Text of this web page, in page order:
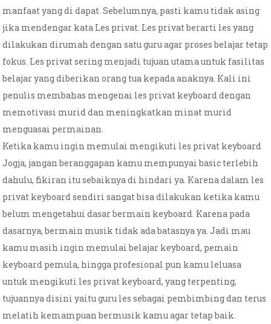
manfaat yang di dapat. Sebelumnya, pasti kamu tidak asing
jika mendengar kata Les privat. Les privat berarti les yang
dilakukan dirumah dengan satu guru agar proses belajar tetap
fokus. Les privat sering menjadi tujuan utama untuk fasilitas
belajar yang diberikan orang tua kepada anaknya. Kali ini
penulis membahas mengenai les privat keyboard dengan
memotivasi murid dan meningkatkan minat murid
menguasai permainan.
Ketika kamu ingin memulai mengikuti les privat keyboard
Jogja, jangan beranggapan kamu mempunyai basic terlebih
dahulu, fikiran itu sebaiknya di hindari ya. Karena dalam les
privat keyboard sendiri sangat bisa dilakukan ketika kamu
belum mengetahui dasar bermain keyboard. Karena pada
dasarnya, bermain musik tidak ada batasnya ya. Jadi mau
kamu masih ingin memulai belajar keyboard, pemain
keyboard pemula, hingga profesional pun kamu leluasa
untuk mengikuti les privat keyboard, yang terpenting,
tujuannya disini yaitu guru les sebagai pembimbing dan terus
melatih kemampuan bermusik kamu agar tetap baik.